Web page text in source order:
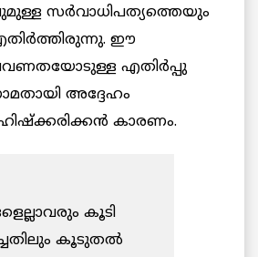
സര്‍വാധിപത്യത്തെയും
ഈ
എതിര്‍പ്പു
അദ്ദേഹം
കാരണം.
കൂടി
കൂടുതല്‍